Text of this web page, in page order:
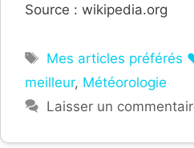
Source : wikipedia.org
Étiquettes
Mes articles préférés
meilleur, Météorologie
Laisser un